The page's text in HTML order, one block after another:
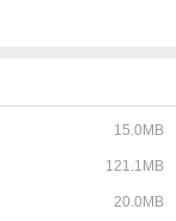
15.0MB
121.1MB
20.0MB